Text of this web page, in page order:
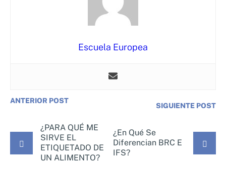
Escuela Europea
ANTERIOR POST
¿PARA QUÉ ME
SIRVE EL
ETIQUETADO DE
UN ALIMENTO?
SIGUIENTE POST
¿En Qué Se
Diferencian BRC E
IFS?